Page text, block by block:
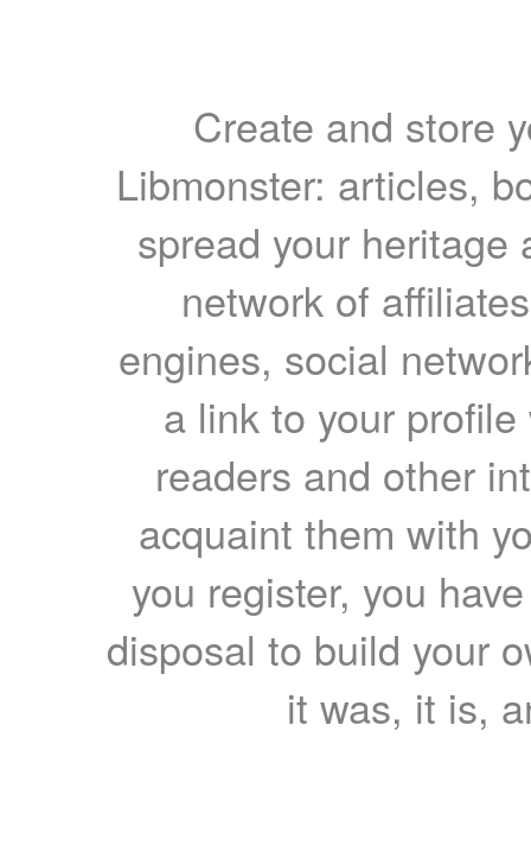
Create and store
Libmonster: articles,
spread your heritage
network of
engines, social
a link to your
readers and other
acquaint them with
you register, you
disposal to build your
it was, it is,